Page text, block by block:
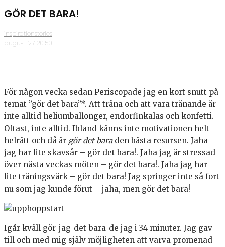
GÖR DET BARA!
inspirationstories
·augusti 27, 2015·0
För någon vecka sedan Periscopade jag en kort snutt på
temat ”gör det bara”*. Att träna och att vara tränande är
inte alltid heliumballonger, endorfinkalas och konfetti.
Oftast, inte alltid. Ibland känns inte motivationen helt
helrätt och då är gör det baraden bästa resursen. Jaha
jag har lite skavsår – gör det bara!. Jaha jag är stressad
över nästa veckas möten – gör det bara!. Jaha jag har
lite träningsvärk – gör det bara! Jag springer inte så fort
nu som jag kunde förut – jaha, men gör det bara!
Igår kväll gör-jag-det-bara-de jag i 34 minuter. Jag gav
till och med mig själv möjligheten att varva promenad